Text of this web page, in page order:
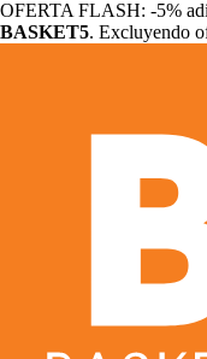
OFERTA FLASH: -5%
BASKET5. Excluyendo